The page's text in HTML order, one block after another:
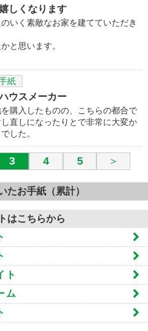
しくなります
いく素敵なお家を建てていただき
と思います。
紙
ウスメーカー
購入したものの、こちらの都合で
直しになったりとで非常に大変か
した。
3 4 5 ＞
たお手紙（累計）
はこちらから
ト
ム